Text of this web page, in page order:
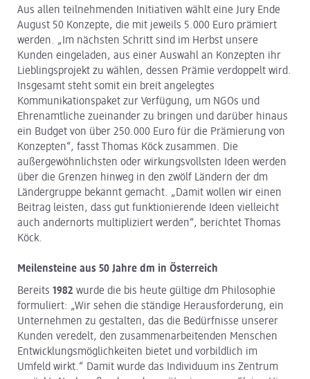
Aus allen teilnehmenden Initiativen wählt eine Jury Ende
August 50 Konzepte, die mit jeweils 5.000 Euro prämiert
werden. „Im nächsten Schritt sind im Herbst unsere
Kunden eingeladen, aus einer Auswahl an Konzepten ihr
Lieblingsprojekt zu wählen, dessen Prämie verdoppelt wird.
Insgesamt steht somit ein breit angelegtes
Kommunikationspaket zur Verfügung, um NGOs und
Ehrenamtliche zueinander zu bringen und darüber hinaus
ein Budget von über 250.000 Euro für die Prämierung von
Konzepten“, fasst Thomas Köck zusammen. Die
außergewöhnlichsten oder wirkungsvollsten Ideen werden
über die Grenzen hinweg in den zwölf Ländern der dm
Ländergruppe bekannt gemacht. „Damit wollen wir einen
Beitrag leisten, dass gut funktionierende Ideen vielleicht
auch andernorts multipliziert werden“, berichtet Thomas
Köck.
Meilensteine aus 50 Jahre dm in Österreich
Bereits 1982 wurde die bis heute gültige dm Philosophie
formuliert: „Wir sehen die ständige Herausforderung, ein
Unternehmen zu gestalten, das die Bedürfnisse unserer
Kunden veredelt, den zusammenarbeitenden Menschen
Entwicklungsmöglichkeiten bietet und vorbildlich im
Umfeld wirkt.“ Damit wurde das Individuum ins Zentrum